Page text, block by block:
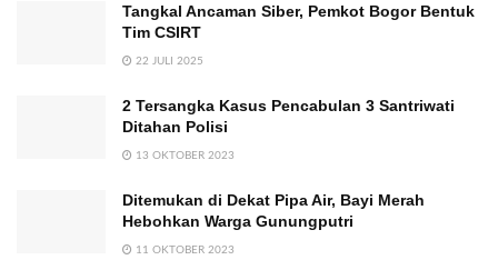
Tangkal Ancaman Siber, Pemkot Bogor Bentuk
Tim CSIRT
22 JULI 2025
2 Tersangka Kasus Pencabulan 3 Santriwati
Ditahan Polisi
13 OKTOBER 2023
Ditemukan di Dekat Pipa Air, Bayi Merah
Hebohkan Warga Gunungputri
11 OKTOBER 2023